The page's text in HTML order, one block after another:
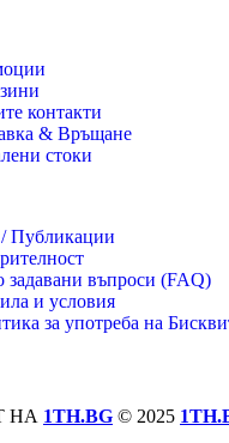
контакти
& Връщане
стоки
Публикации
задавани въпроси (FAQ)
и условия
за употреба на
НА 1TH.BG © 2025